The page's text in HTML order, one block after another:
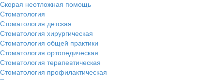
Скорая неотложная помощь
Стоматология
Стоматология детская
Стоматология хирургическая
Стоматология общей практики
Стоматология ортопедическая
Стоматология терапевтическая
Стоматология профилактическая